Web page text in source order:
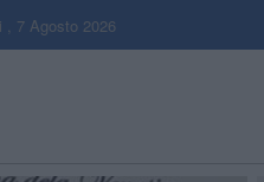
, 7 Agosto 2026